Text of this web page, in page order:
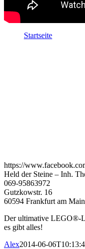
Startseite
https://
Held der Steine – Inh.
069-95863972
Gutzkowstr. 16
60594 Frankfurt am Main
Der ultimative LEGO®-
es gibt alles!
Alex2014-06-